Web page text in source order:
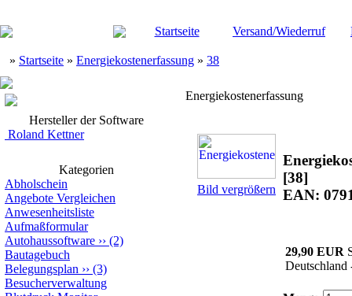
Startseite Versand/Wiederruf
» Startseite » Energiekostenerfassung » 38
Hersteller der Software
Roland Kettner
Kategorien
Abholschein
Angebote Vergleichen
Anwesenheitsliste
Aufmaßformular
Autohaussoftware ›› (2)
Bautagebuch
Belegungsplan ›› (3)
Besucherverwaltung
Energiekostenerfassung
Bild vergrößern
[38]
EAN:
29,90 EUR
Deutschland